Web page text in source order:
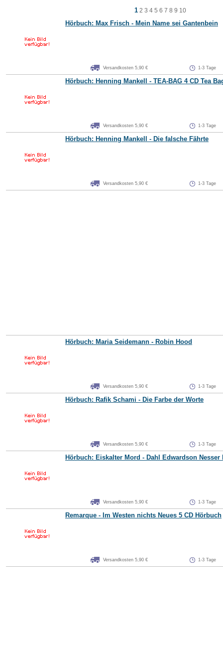
1 2 3 4 5 6 7 8 9 10
Hörbuch: Max Frisch - Mein Name sei Gantenbein
Versandkosten 5,90 € 1-3 Tage
Hörbuch: Henning Mankell - TEA-BAG 4 CD Tea
Versandkosten 5,90 € 1-3 Tage
Hörbuch: Henning Mankell - Die falsche Fährte
Versandkosten 5,90 € 1-3 Tage
Hörbuch: Maria Seidemann - Robin Hood
Versandkosten 5,90 € 1-3 Tage
Hörbuch: Rafik Schami - Die Farbe der Worte
Versandkosten 5,90 € 1-3 Tage
Hörbuch: Eiskalter Mord - Dahl Edwardson Nesser
Versandkosten 5,90 € 1-3 Tage
Remarque - Im Westen nichts Neues 5 CD Hörbuch
Versandkosten 5,90 € 1-3 Tage